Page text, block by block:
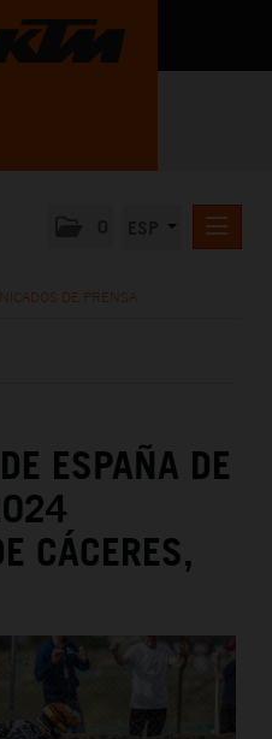
DE PRENSA
ESPAÑA DE
CÁCERES,